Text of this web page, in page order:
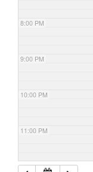
8:00 PM
9:00 PM
10:00 PM
11:00 PM